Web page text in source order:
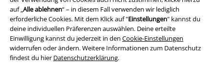
auf „Alle ablehnen“ – in diesem Fall verwenden wir lediglich
erforderliche Cookies. Mit dem Klick auf "Einstellungen" kannst du
deine individuellen Präferenzen auswählen. Deine erteilte
Einwilligung kannst du jederzeit in den Cookie-Einstellungen
widerrufen oder ändern. Weitere Informationen zum Datenschutz
findest du hier Datenschutzerklärung.
Datenschutz
Entsorgung und Umweltschutz
Konformitätserklärung